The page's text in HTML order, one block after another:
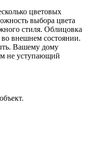
цветовых
выбора цвета
стиля. Облицовка
внешнем состоянии.
Вашему дому
не уступающий